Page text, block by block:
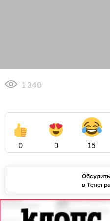
1 340
0 0 15
Обсудить
в